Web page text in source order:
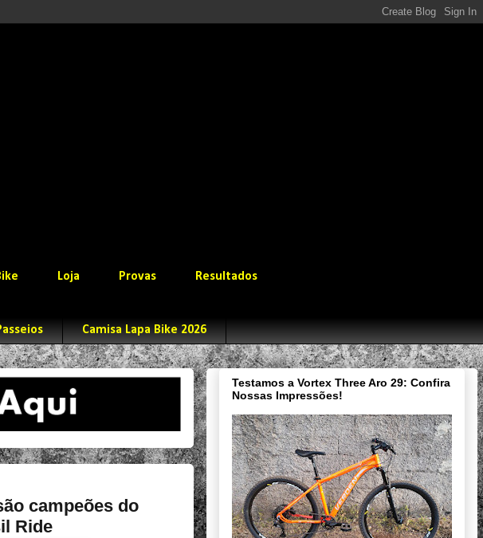
Loja Provas Resultados
Camisa Lapa Bike 2026
campeões do
Ride
Testamos a Vortex Three Aro 29: Confira
Nossas Impressões!